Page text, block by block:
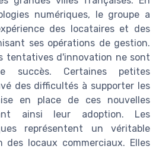
numériques, le groupe a
des locataires et des
ses opérations de gestion.
tentatives d'innovation ne sont
succès. Certaines petites
des difficultés à supporter les
en place de ces nouvelles
ainsi leur adoption. Les
représentent un véritable
locaux commerciaux. Elles